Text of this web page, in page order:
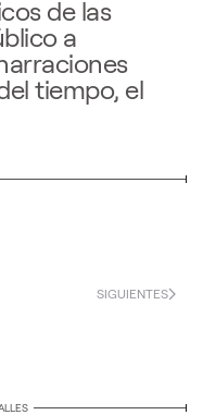
de las
a
tiempo, el
SIGUIENTES